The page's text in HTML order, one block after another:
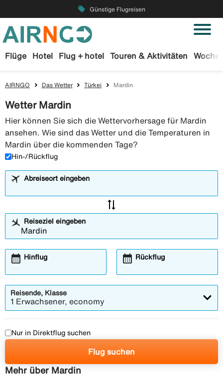
local_offer Günstige Flugreisen
Flüge Hotel Flug + hotel Touren & Aktivitäten
AIRNGO Das Wetter Türkei Mardin
Wetter Mardin
Hier können Sie sich die Wettervorhersage für Mardin
ansehen. Wie sind das Wetter und die Temperaturen in
Mardin über die kommenden Tage?
Hin-/Rückflug
Abreiseort eingeben
sync_alt
Reiseziel eingeben
Hinflug
calendar_month Rückflug
calendar_month
Reisende, Klasse
1 Erwachsener, economy
Nur in Direktflug suchen
Flug suchen
Mehr über Mardin